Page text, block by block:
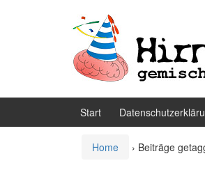
Start
Home › Beiträge